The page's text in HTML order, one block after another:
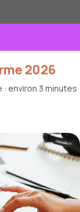
2026
environ 3 minutes